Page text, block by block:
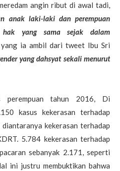
angin ribut di awal tadi,
anak laki-laki dan perempuan
hak yang sama sejak dalam
ia ambil dari tweet Ibu Sri
yang dahsyat sekali menurut
perempuan tahun 2016, Di
kasus kekerasan terhadap
kekerasan terhadap
5.784 kekerasan terhadap
sebanyak 2.171, seperti
ini justru membuktikan bahwa